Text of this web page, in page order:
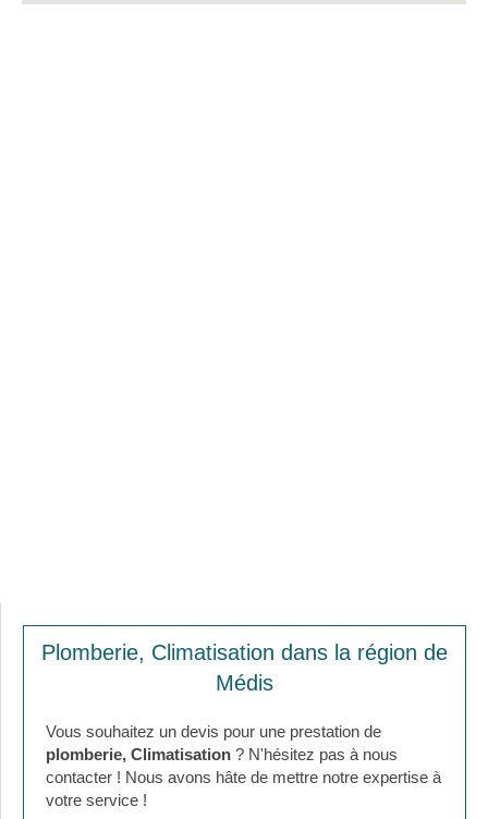
Plomberie, Climatisation dans la région de
Médis
Vous souhaitez un devis pour une prestation de
plomberie, Climatisation ? N'hésitez pas à nous
contacter ! Nous avons hâte de mettre notre expertise à
votre service !